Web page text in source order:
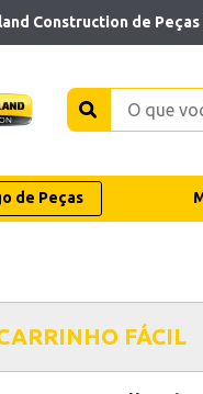
Construction de
de Peças
FÁCIL